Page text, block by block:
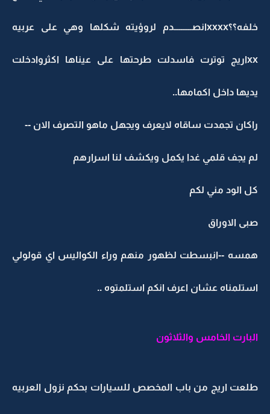
خلفه؟؟xxxxانصــــــــــدم لروؤيته شكلها وهي على عربيه
xxاريج توترت فاسدلت طرحتها على عيناها اكثروادخلت
يديها داخل اكمامها..
راكان تجمدت ساقاه لايعرف ويجهل ماهو التصرف الان --
لم يجف قلمي غدا يكمل ويكشف لنا اسرارهم
كل الود مني لكم
صبى الاوراق
همسه --انبسطت لظهور منهم وراء الكواليس اي قولولي
استلمناه عشان اعرف انكم استلمتوه ..
البارت الخامس والثلاثون
طلعت اريج من باب المخصص للسيارات بحكم نزول العربيه